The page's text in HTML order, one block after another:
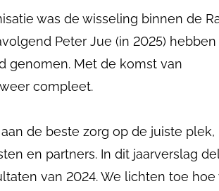
was de wisseling binnen de
Peter Jue (in 2025) hebben
genomen. Met de komst van
compleet.
de beste zorg op de juiste plek,
en partners. In dit jaarverslag
van 2024. We lichten toe hoe